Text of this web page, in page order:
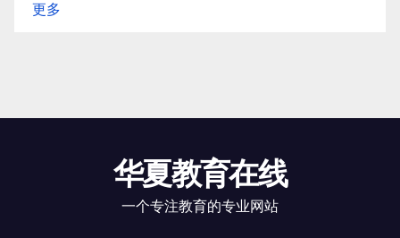
更多
华夏教育在线
一个专注教育的专业网站